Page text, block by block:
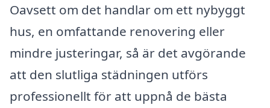
Oavsett om det handlar om ett nybyggt
hus, en omfattande renovering eller
mindre justeringar, så är det avgörande
att den slutliga städningen utförs
professionellt för att uppnå de bästa